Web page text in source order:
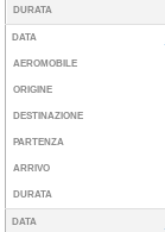
DURATA
DATA
AEROMOBILE
ORIGINE
DESTINAZIONE
PARTENZA
ARRIVO
DURATA
DATA